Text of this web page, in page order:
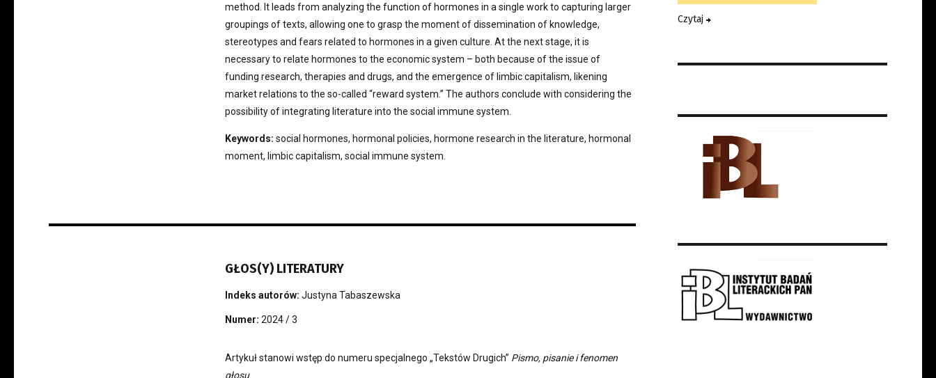
method. It leads from analyzing the function of hormones in a single work to capturing larger
groupings of texts, allowing one to grasp the moment of dissemination of knowledge,
stereotypes and fears related to hormones in a given culture. At the next stage, it is
necessary to relate hormones to the economic system – both because of the issue of
funding research, therapies and drugs, and the emergence of limbic capitalism, likening
market relations to the so-called “reward system.” The authors conclude with considering the
possibility of integrating literature into the social immune system.
Keywords: social hormones, hormonal policies, hormone research in the literature, hormonal
moment, limbic capitalism, social immune system.
GŁOS(Y) LITERATURY
Indeks autorów: Justyna Tabaszewska
Numer: 2024 / 3
Artykuł stanowi wstęp do numeru specjalnego „Tekstów Drugich” Pismo, pisanie i fenomen
głosu.
Czytaj